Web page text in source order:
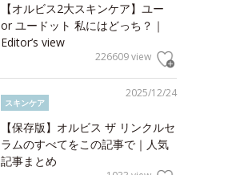
【オルビス2大スキンケア】ユー
or ユードット 私にはどっち？｜
Editor’s view
226609 view
2025/12/24
スキンケア
【保存版】オルビス ザ リンクルセ
ラムのすべてをこの記事で｜人気
記事まとめ